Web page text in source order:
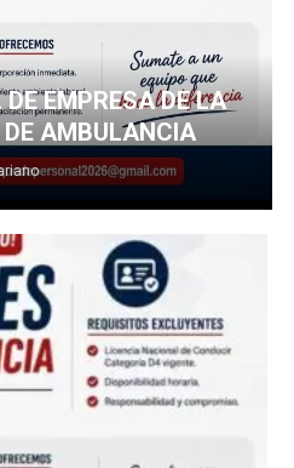
EMPRESA DE LA
AMBULANCIA